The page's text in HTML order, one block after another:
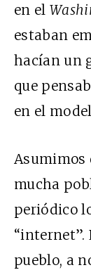
en el
estaban
hacían un
que
en el
Asumimos
mucha
periódico
“internet”.
pueblo, a